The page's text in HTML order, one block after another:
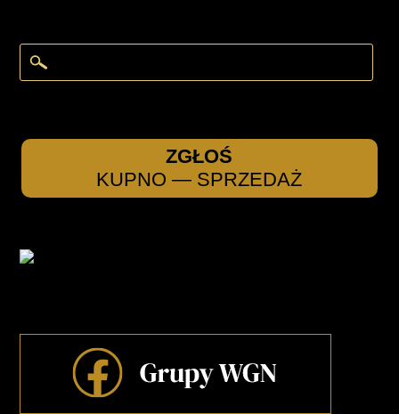
ZGŁOŚ
KUPNO — SPRZEDAŻ